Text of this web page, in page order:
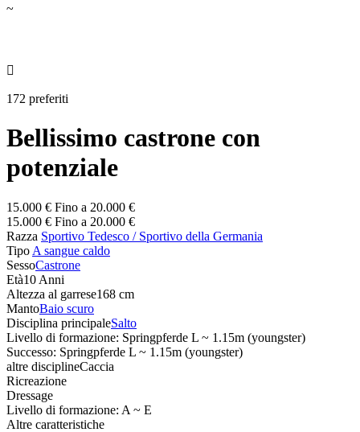
~

172 preferiti
Bellissimo castrone con
potenziale
15.000 € Fino a 20.000 €
15.000 € Fino a 20.000 €
Razza Sportivo Tedesco / Sportivo della Germania
Tipo A sangue caldo
SessoCastrone
Età10 Anni
Altezza al garrese168 cm
MantoBaio scuro
Disciplina principaleSalto
Livello di formazione: Springpferde L ~ 1.15m (youngster)
Successo: Springpferde L ~ 1.15m (youngster)
altre disciplineCaccia
Ricreazione
Dressage
Livello di formazione: A ~ E
Altre caratteristiche